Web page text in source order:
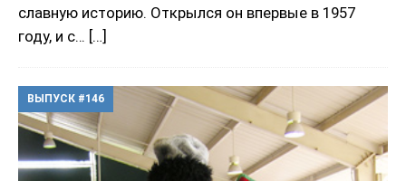
славную историю. Открылся он впервые в 1957
году, и с… […]
ВЫПУСК #146